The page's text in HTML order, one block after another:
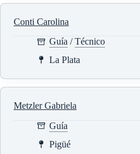
Conti Carolina
Guía /Técnico
La Plata
Metzler Gabriela
Guía
Pigüé